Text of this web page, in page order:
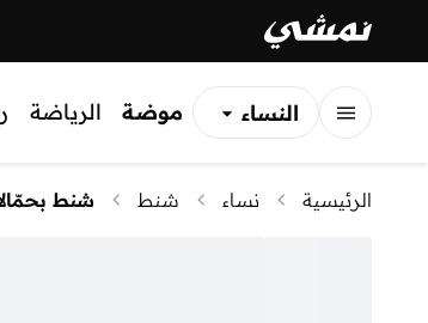
النساء
موضة الرياضة
الرئيسية نساء شنط شنط